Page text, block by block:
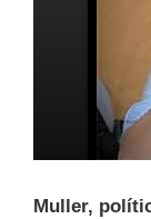
Muller,